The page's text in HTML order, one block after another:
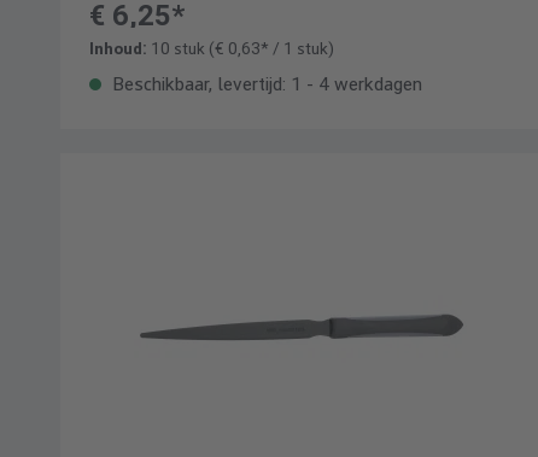
€ 6,25*
Inhoud: 10 stuk (€ 0,63* / 1 stuk)
Beschikbaar, levertijd: 1 - 4 werkdagen